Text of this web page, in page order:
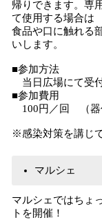
帰りできます。専
て使用する場合は
食品や口に触れる
いします。
■参加方法
当日広場にて受
■参加費用
100円／回 （器
※感染対策を講じ
マルシェ
マルシェではちょ
トを開催！